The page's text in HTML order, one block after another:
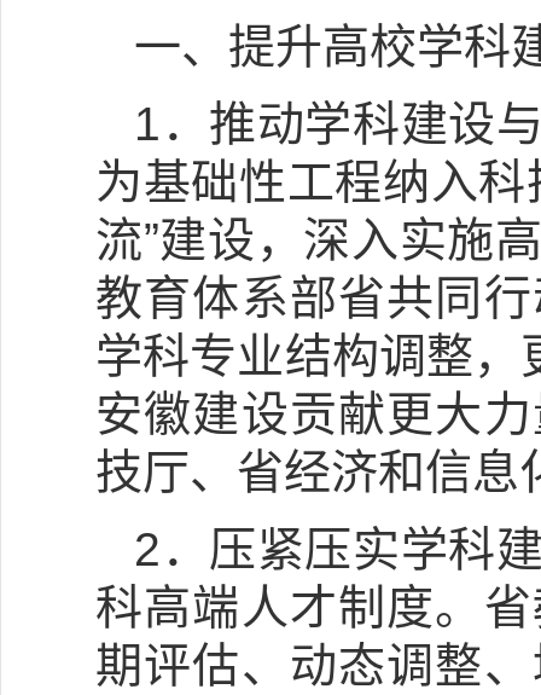
一、提升高校学科
1．推动学科建设
为基础性工程纳入
流”建设，深入实施
教育体系部省共同
学科专业结构调整，
安徽建设贡献更大
技厅、省经济和信息
2．压紧压实学科
科高端人才制度。
期评估、动态调整